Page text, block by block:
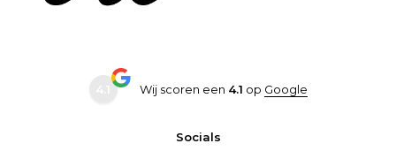
Wij scoren een 4.1 op Google
Socials